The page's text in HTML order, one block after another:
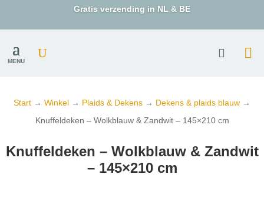
Gratis verzending in NL & BE
MENU
Start → Winkel → Plaids & Dekens → Dekens & plaids blauw →
Knuffeldeken – Wolkblauw & Zandwit – 145×210 cm
Knuffeldeken – Wolkblauw & Zandwit
– 145×210 cm